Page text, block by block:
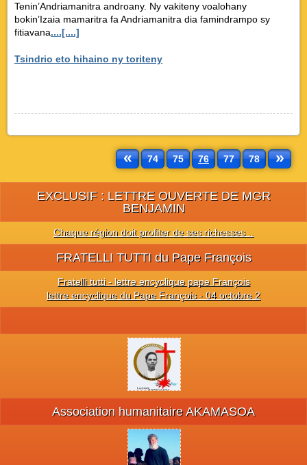
Tenin’Andriamanitra androany. Ny vakiteny voalohany
bokin’Izaia mamaritra fa Andriamanitra dia famindrampo sy
fitiavana....[....]
Tsindrio eto hihaino ny toriteny
« 74 75 76 77 78 »
EXCLUSIF : LETTRE OUVERTE DE MGR
BENJAMIN
Chaque région doit profiter de ses richesses ..
FRATELLI TUTTI du Pape François
Fratelli tutti - lettre encyclique pape François
lettre encyclique du Pape François - 04 octobre 2
Association humanitaire AKAMASOA